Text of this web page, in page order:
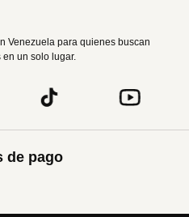
Venezuela para quienes buscan
un solo lugar.
de pago